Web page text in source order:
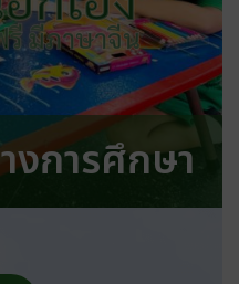
รี มีภาษาจีน
งการศึกษา